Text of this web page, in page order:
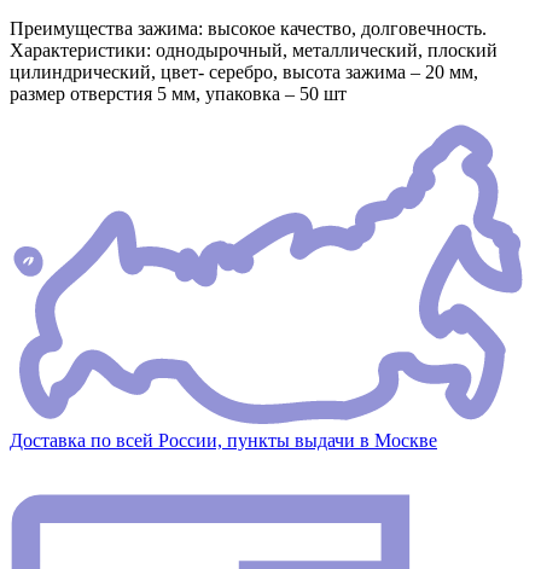
Преимущества зажима: высокое качество, долговечность.
Характеристики: однодырочный, металлический, плоский
цилиндрический, цвет- серебро, высота зажима – 20 мм,
размер отверстия 5 мм, упаковка – 50 шт
Доставка по всей России, пункты выдачи в Москве